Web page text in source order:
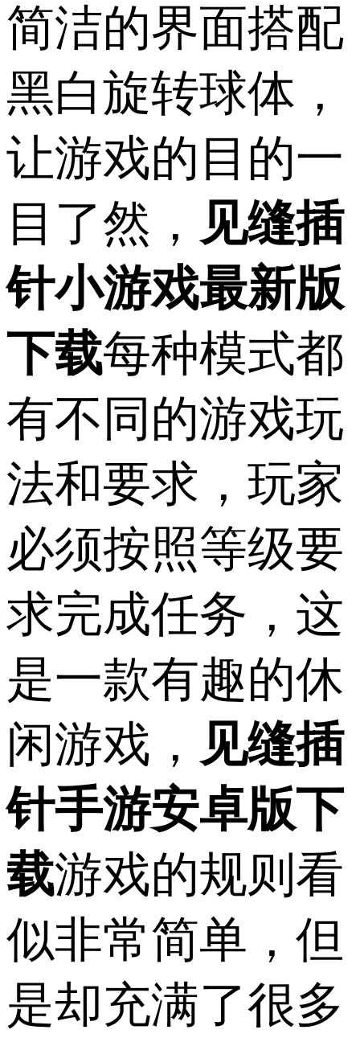
简洁的界面搭配
黑白旋转球体，
让游戏的目的一
目了然， 见缝插
针小游戏最新版
下载每种模式都
有不同的游戏玩
法和要求，玩家
必须按照等级要
求完成任务，这
是一款有趣的休
闲游戏， 见缝插
针手游安卓版下
载游戏的规则看
似非常简单，但
是却充满了很多